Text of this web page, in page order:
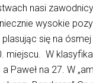
nasi
wysokie
się na
miejscu. W
Paweł na 27. W